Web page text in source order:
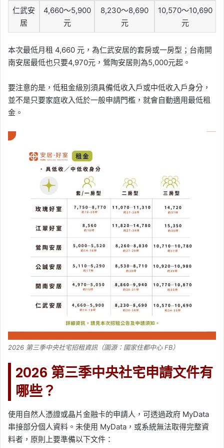
仁武安
居
4,660～5,900
元
8,230～8,690
元
10,570～10,690
元
本次最低月租 4,660 元，為仁武安居的套房或一房型；台南開
南安居最低也只要4,970元，鶯陶安居則為5,000元起。
要注意的是，低租金級別須具備低收入戶或中低收入戶身分，
並不是只要家庭收入低於一般申請門檻，就會自動適用最低租
金。
2026 第三季中央社宅招租資訊（圖源：國家住都中心 FB）
2026 第三季中央社宅申請文件有
哪些？
使用自然人憑證或晶片金融卡的申請人，可透過政府 MyData
串接部分個人資料。未使用 MyData，或系統無法取得完整資
料者，原則上要準備以下文件：